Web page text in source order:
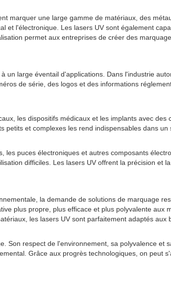
marquer une large gamme de matériaux, des
l'électronique. Les lasers UV sont également
permet aux entreprises de créer des
large éventail d'applications. Dans l'industrie
de série, des logos et des informations
les dispositifs médicaux et les implants avec
et complexes les rend indispensables dans
puces électroniques et autres composants
difficiles. Les lasers UV offrent la précision et
la demande de solutions de marquage
plus propre, plus efficace et plus polyvalente aux
les lasers UV sont parfaitement adaptés aux
Son respect de l'environnement, sa polyvalence
Grâce aux progrès technologiques, on peut